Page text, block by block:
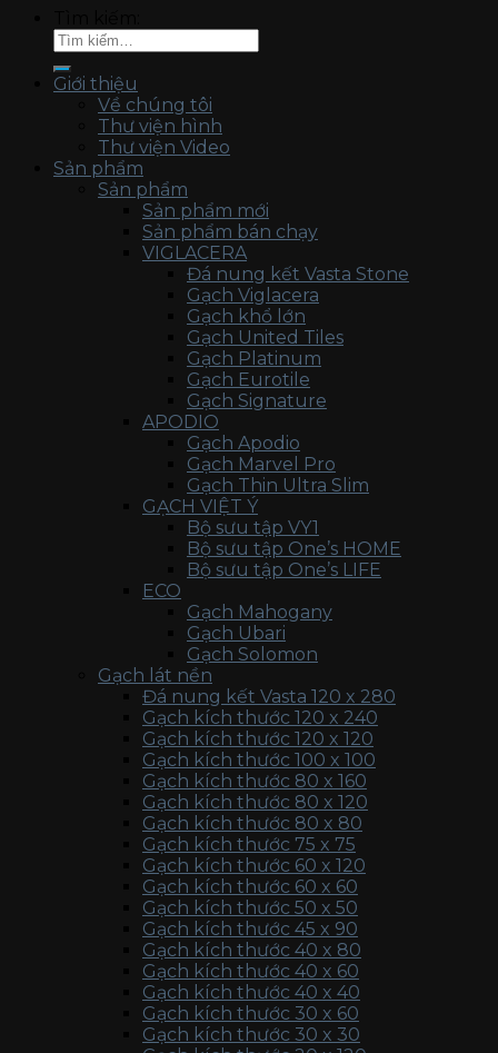
Giới thiệu
Về chúng tôi
Thư viện hình
Thư viện Video
Sản phẩm
Sản phẩm
Sản phẩm mới
Sản phẩm bán chạy
VIGLACERA
Đá nung kết Vasta Stone
Gạch Viglacera
Gạch khổ lớn
Gạch United Tiles
Gạch Platinum
Gạch Eurotile
Gạch Signature
APODIO
Gạch Apodio
Gạch Marvel Pro
Gạch Thin Ultra Slim
GẠCH VIỆT Ý
Bộ sưu tập VY1
Bộ sưu tập One’s HOME
Bộ sưu tập One’s LIFE
ECO
Gạch Mahogany
Gạch Ubari
Gạch Solomon
Gạch lát nền
Đá nung kết Vasta 120 x 280
Gạch kích thước 120 x 240
Gạch kích thước 120 x 120
Gạch kích thước 100 x 100
Gạch kích thước 80 x 160
Gạch kích thước 80 x 120
Gạch kích thước 80 x 80
Gạch kích thước 75 x 75
Gạch kích thước 60 x 120
Gạch kích thước 60 x 60
Gạch kích thước 50 x 50
Gạch kích thước 45 x 90
Gạch kích thước 40 x 80
Gạch kích thước 40 x 60
Gạch kích thước 40 x 40
Gạch kích thước 30 x 60
Gạch kích thước 30 x 30